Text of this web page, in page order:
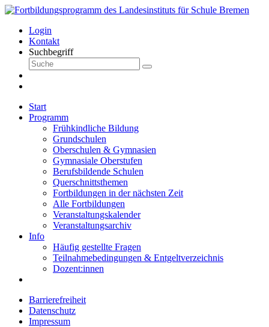
Login
Kontakt
Suchbegriff
Start
Programm
Frühkindliche Bildung
Grundschulen
Oberschulen & Gymnasien
Gymnasiale Oberstufen
Berufsbildende Schulen
Querschnittsthemen
Fortbildungen in der nächsten Zeit
Alle Fortbildungen
Veranstaltungskalender
Veranstaltungsarchiv
Info
Häufig gestellte Fragen
Teilnahmebedingungen & Entgeltverzeichnis
Dozent:innen
Barrierefreiheit
Datenschutz
Impressum